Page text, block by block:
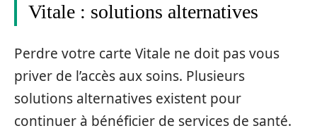
Vitale : solutions alternatives
Perdre votre carte Vitale ne doit pas vous
priver de l’accès aux soins. Plusieurs
solutions alternatives existent pour
continuer à bénéficier de services de santé.